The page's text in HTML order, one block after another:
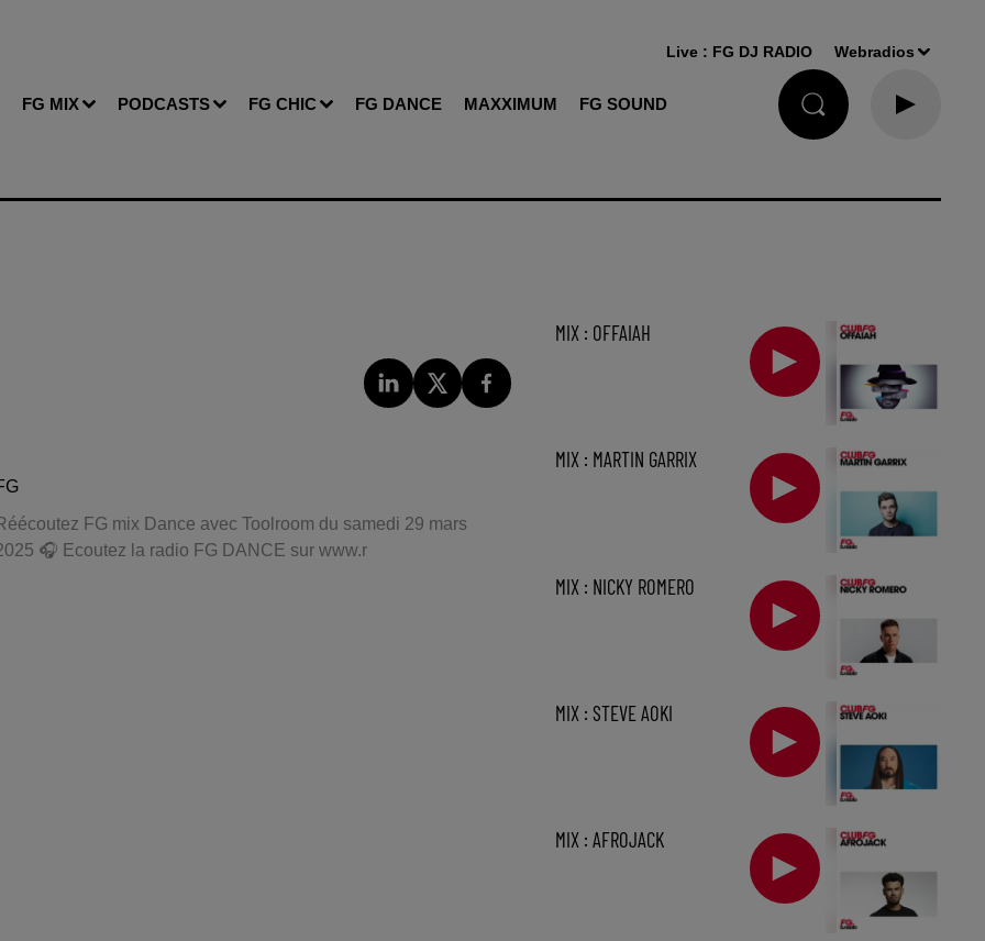
FG MIX PODCASTS FG CHIC FG DANCE MAXXIMUM FG SOUND
Live : FG DJ RADIO Webradios
FG mix Dance avec Toolroom du samedi 29 mars
🎧 Ecoutez la radio FG DANCE sur www.r
MIX : OFFAIAH
MIX : MARTIN GARRIX
MIX : NICKY ROMERO
MIX : STEVE AOKI
MIX : AFROJACK